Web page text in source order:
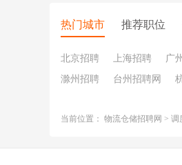
热门城市 推荐职位
北京招聘 上海招聘 广
滁州招聘
台州招聘网
当前位置： 物流仓储招聘网 > 调